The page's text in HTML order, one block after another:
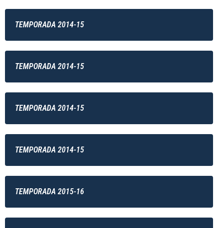
TEMPORADA 2014-15
TEMPORADA 2014-15
TEMPORADA 2014-15
TEMPORADA 2014-15
TEMPORADA 2015-16